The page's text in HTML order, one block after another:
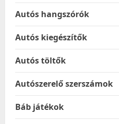
Autós hangszórók
Autós kiegészítők
Autós töltők
Autószerelő szerszámok
Báb játékok